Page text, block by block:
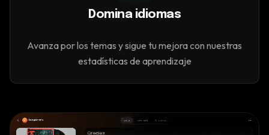
Domina idiomas
Avanza por los temas y sigue tu mejora con nuestras
estadísticas de aprendizaje